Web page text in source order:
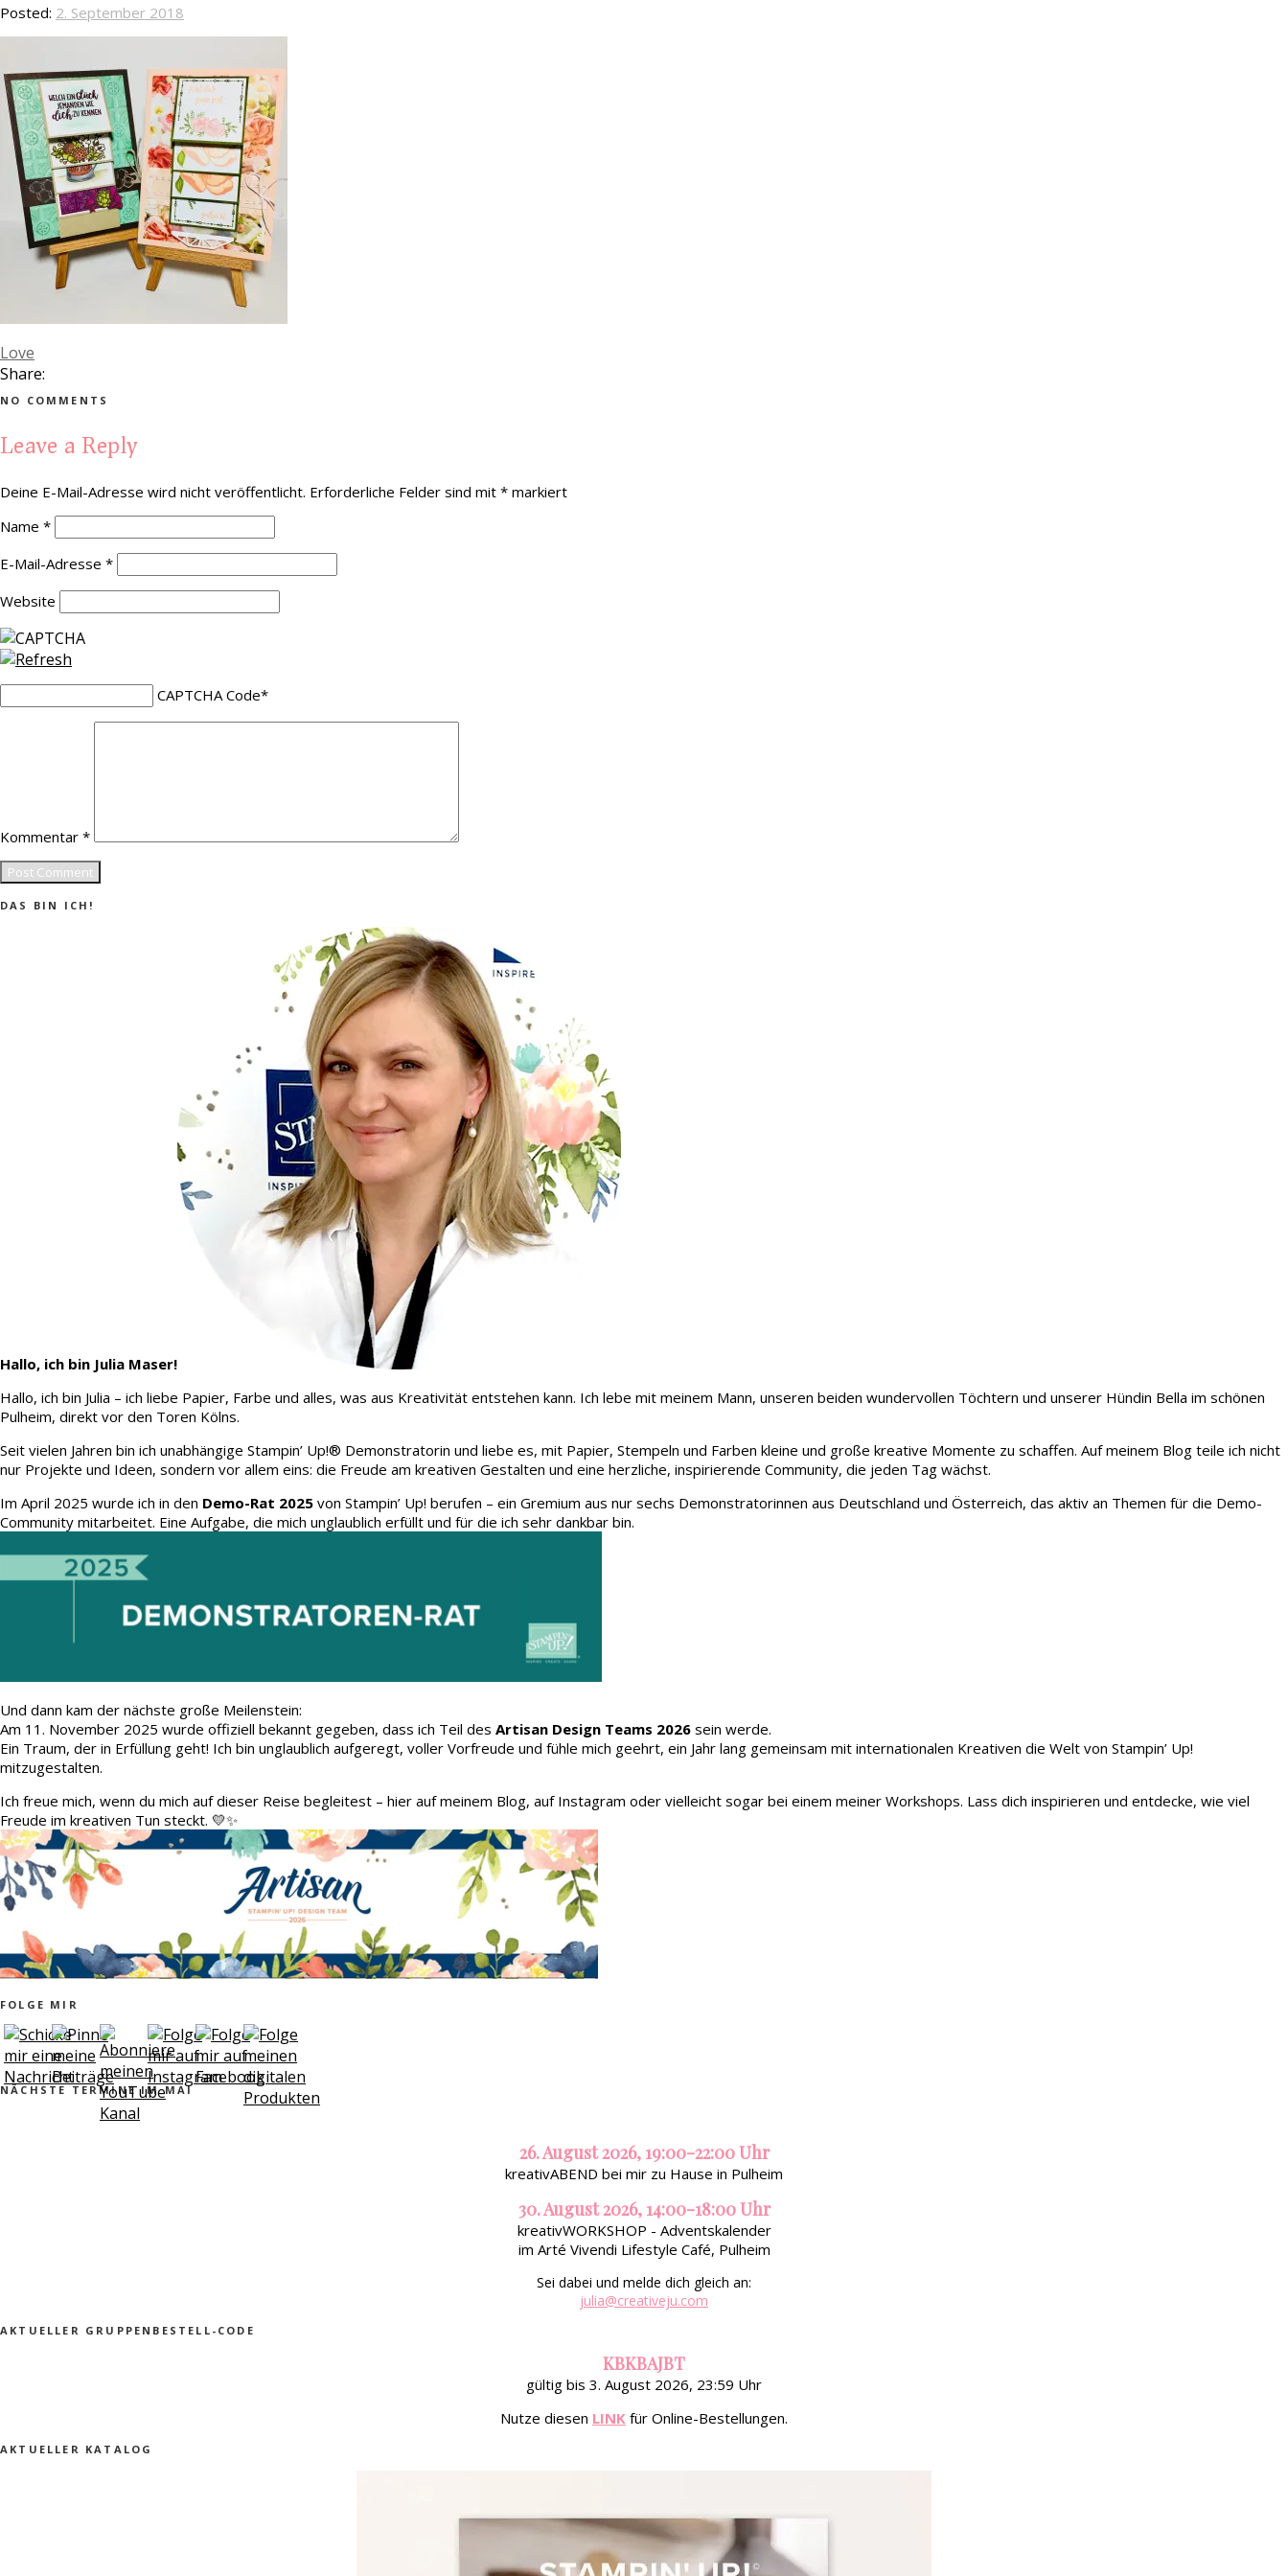
Posted: 2. September 2018
Love
Share:
NO COMMENTS
Leave a Reply
Deine E-Mail-Adresse wird nicht veröffentlicht. Erforderliche Felder sind mit * markiert
Name *
E-Mail-Adresse *
Website
CAPTCHA Code*
Kommentar *
DAS BIN ICH!
Hallo, ich bin Julia Maser!
Hallo, ich bin Julia – ich liebe Papier, Farbe und alles, was aus Kreativität entstehen kann. Ich lebe mit meinem Mann, unseren beiden wundervollen Töchtern und unserer Hündin Bella im schönen
Pulheim, direkt vor den Toren Kölns.
Seit vielen Jahren bin ich unabhängige Stampin’ Up!® Demonstratorin und liebe es, mit Papier, Stempeln und Farben kleine und große kreative Momente zu schaffen. Auf meinem Blog teile ich nicht
nur Projekte und Ideen, sondern vor allem eins: die Freude am kreativen Gestalten und eine herzliche, inspirierende Community, die jeden Tag wächst.
Im April 2025 wurde ich in den Demo-Rat 2025 von Stampin’ Up! berufen – ein Gremium aus nur sechs Demonstratorinnen aus Deutschland und Österreich, das aktiv an Themen für die Demo-
Community mitarbeitet. Eine Aufgabe, die mich unglaublich erfüllt und für die ich sehr dankbar bin.
Und dann kam der nächste große Meilenstein:
Am 11. November 2025 wurde offiziell bekannt gegeben, dass ich Teil des Artisan Design Teams 2026 sein werde.
Ein Traum, der in Erfüllung geht! Ich bin unglaublich aufgeregt, voller Vorfreude und fühle mich geehrt, ein Jahr lang gemeinsam mit internationalen Kreativen die Welt von Stampin’ Up!
mitzugestalten.
Ich freue mich, wenn du mich auf dieser Reise begleitest – hier auf meinem Blog, auf Instagram oder vielleicht sogar bei einem meiner Workshops. Lass dich inspirieren und entdecke, wie viel
Freude im kreativen Tun steckt. 💛✨
FOLGE MIR
NÄCHSTE TERMINE IM MAI
26. August 2026, 19:00-22:00 Uhr
kreativABEND bei mir zu Hause in Pulheim
30. August 2026, 14:00-18:00 Uhr
kreativWORKSHOP - Adventskalender
im Arté Vivendi Lifestyle Café, Pulheim
Sei dabei und melde dich gleich an:
julia@creativeju.com
AKTUELLER GRUPPENBESTELL-CODE
KBKBAJBT
gültig bis 3. August 2026, 23:59 Uhr
Nutze diesen LINK für Online-Bestellungen.
AKTUELLER KATALOG